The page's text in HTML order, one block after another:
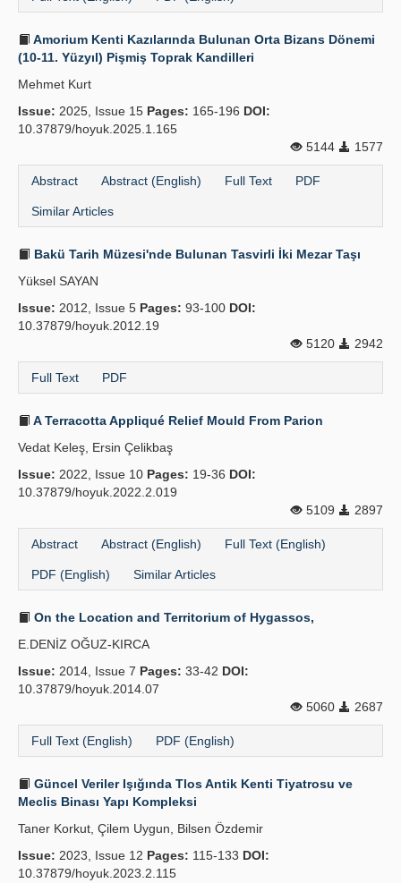
Amorium Kenti Kazılarında Bulunan Orta Bizans Dönemi
(10-11. Yüzyıl) Pişmiş Toprak Kandilleri
Mehmet Kurt
Issue: 2025, Issue 15 Pages: 165-196 DOI:
10.37879/hoyuk.2025.1.165
5144
1577
Abstract Abstract (English) Full Text PDF
Similar Articles
Bakü Tarih Müzesi'nde Bulunan Tasvirli İki Mezar Taşı
Yüksel SAYAN
Issue: 2012, Issue 5 Pages: 93-100 DOI:
10.37879/hoyuk.2012.19
5120
2942
Full Text PDF
A Terracotta Appliqué Relief Mould From Parion
Vedat Keleş, Ersin Çelikbaş
Issue: 2022, Issue 10 Pages: 19-36 DOI:
10.37879/hoyuk.2022.2.019
5109
2897
Abstract Abstract (English) Full Text (English)
PDF (English) Similar Articles
On the Location and Territorium of Hygassos,
E.DENİZ OĞUZ-KIRCA
Issue: 2014, Issue 7 Pages: 33-42 DOI:
10.37879/hoyuk.2014.07
5060
2687
Full Text (English) PDF (English)
Güncel Veriler Işığında Tlos Antik Kenti Tiyatrosu ve
Meclis Binası Yapı Kompleksi
Taner Korkut, Çilem Uygun, Bilsen Özdemir
Issue: 2023, Issue 12 Pages: 115-133 DOI:
10.37879/hoyuk.2023.2.115